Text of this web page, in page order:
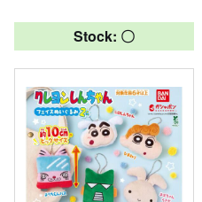
Stock: 〇